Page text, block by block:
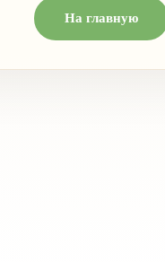
На главную